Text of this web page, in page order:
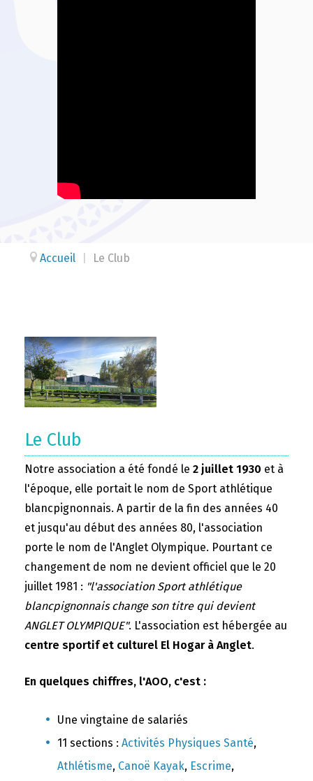
Accueil Le Club
Le Club
Notre association a été fondé le 2 juillet 1930 et à
l'époque, elle portait le nom de Sport athlétique
blancpignonnais. A partir de la fin des années 40
et jusqu'au début des années 80, l'association
porte le nom de l'Anglet Olympique. Pourtant ce
changement de nom ne devient officiel que le 20
juillet 1981 : "l'association Sport athlétique
blancpignonnais change son titre qui devient
ANGLET OLYMPIQUE". L'association est hébergée au
centre sportif et culturel El Hogar à Anglet.
En quelques chiffres, l'AOO, c'est :
Une vingtaine de salariés
11 sections : Activités Physiques Santé,
Athlétisme, Canoë Kayak, Escrime,